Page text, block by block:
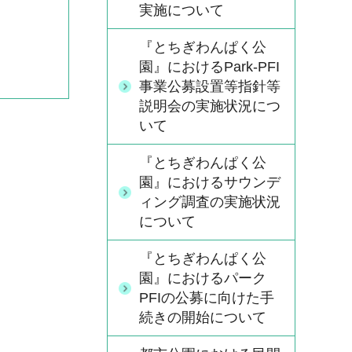
実施について
『とちぎわんぱく公
園』におけるPark-PFI
事業公募設置等指針等
説明会の実施状況につ
いて
『とちぎわんぱく公
園』におけるサウンデ
ィング調査の実施状況
について
『とちぎわんぱく公
園』におけるパーク
PFIの公募に向けた手
続きの開始について